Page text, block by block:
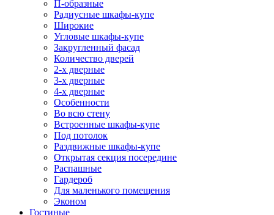
П-образные
Радиусные шкафы-купе
Широкие
Угловые шкафы-купе
Закругленный фасад
Количество дверей
2-х дверные
3-х дверные
4-х дверные
Особенности
Во всю стену
Встроенные шкафы-купе
Под потолок
Раздвижные шкафы-купе
Открытая секция посередине
Распашные
Гардероб
Для маленького помещения
Эконом
Гостиные